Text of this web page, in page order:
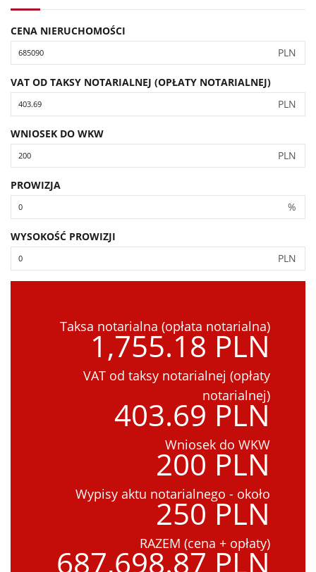
CENA NIERUCHOMOŚCI
PLN
VAT OD TAKSY NOTARIALNEJ (OPŁATY NOTARIALNEJ)
PLN
WNIOSEK DO WKW
PLN
PROWIZJA
%
WYSOKOŚĆ PROWIZJI
PLN
Taksa notarialna (opłata notarialna)
1,755.18 PLN
VAT od taksy notarialnej (opłaty
notarialnej)
403.69 PLN
Wniosek do WKW
200 PLN
Wypisy aktu notarialnego - około
250 PLN
RAZEM (cena + opłaty)
687,698.87 PLN